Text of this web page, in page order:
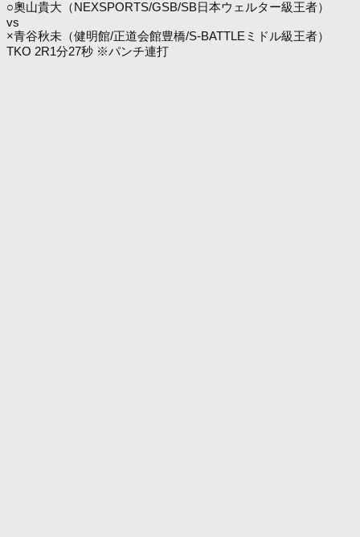
○奧山貴大（NEXSPORTS/GSB/SB日本ウェルター級王者）
vs
×青谷秋未（健明館/正道会館豊橋/S-BATTLEミドル級王者）
TKO 2R1分27秒 ※パンチ連打